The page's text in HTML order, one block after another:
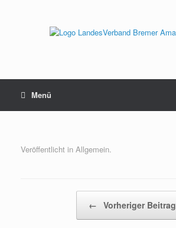
Menü
Veröffentlicht in Allgemein.
← Vorheriger Beitrag